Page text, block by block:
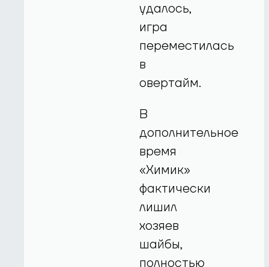
удалось,
игра
переместилась
в
овертайм.
В
дополнительное
время
«Химик»
фактически
лишил
хозяев
шайбы,
полностью